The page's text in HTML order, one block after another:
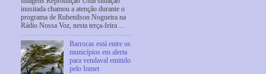
inusitada chamou a atenção durante o
programa de Rubenilson Nogueira na
Rádio Nossa Voz, nesta terça-feira ...
Barrocas está entre os
municípios em alerta
para vendaval emitido
pelo Inmet